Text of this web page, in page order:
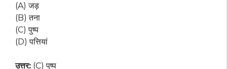
(A) जड़
(B) तना
(C) पुष्प
(D) पत्तियां
उत्तर: (C) पुष्प